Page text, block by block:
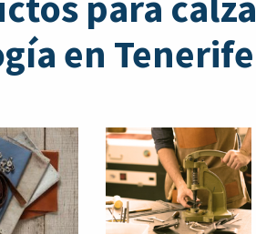
en Tenerife